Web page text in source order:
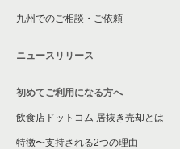
九州でのご相談・ご依頼
ニュースリリース
初めてご利用になる方へ
飲食店ドットコム 居抜き売却とは
特徴〜支持される2つの理由